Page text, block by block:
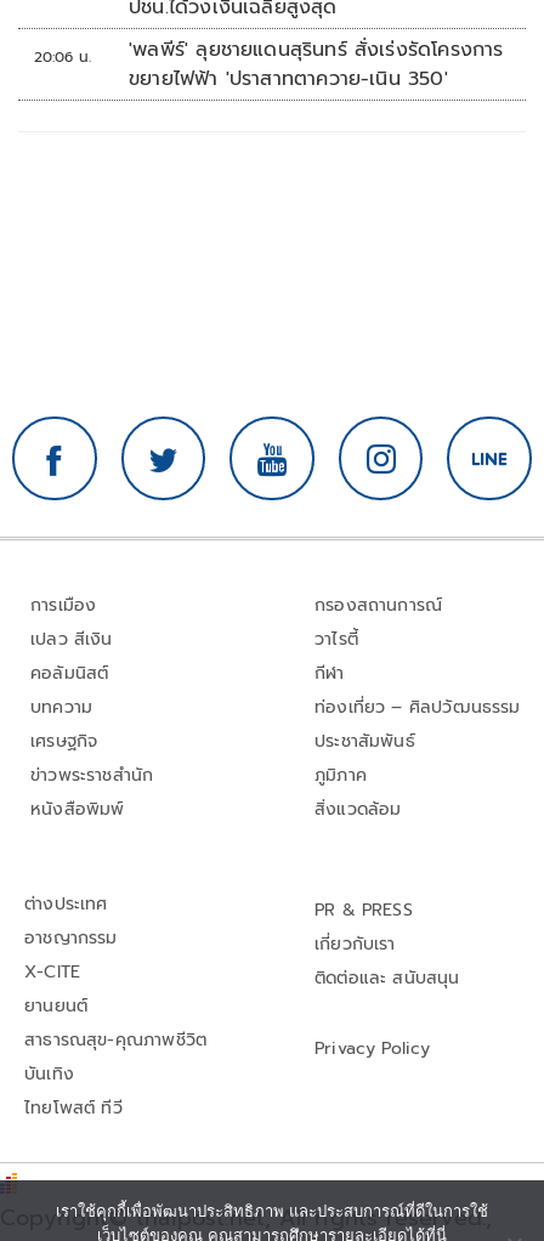
ปชน.ได้วงเงินเฉลี่ยสูงสุด
20:06 น.
'พลพีร์' ลุยชายแดนสุรินทร์ สั่งเร่งรัดโครงการ
ขยายไฟฟ้า 'ปราสาทตาควาย-เนิน 350'
การเมือง
เปลว สีเงิน
คอลัมนิสต์
บทความ
เศรษฐกิจ
ข่าวพระราชสำนัก
หนังสือพิมพ์
กรองสถานการณ์
วาไรตี้
กีฬา
ท่องเที่ยว – ศิลปวัฒนธรรม
ประชาสัมพันธ์
ภูมิภาค
สิ่งแวดล้อม
ต่างประเทศ
อาชญากรรม
X-CITE
ยานยนต์
สาธารณสุข-คุณภาพชีวิต
บันเทิง
ไทยโพสต์ ทีวี
PR & PRESS
เกี่ยวกับเรา
ติดต่อและ สนับสนุน
Privacy Policy
Copyright© thaipost.net, All rights reserved.,
เราใช้คุกกี้เพื่อพัฒนาประสิทธิภาพ และประสบการณ์ที่ดีในการใช้
เว็บไซต์ของคุณ คุณสามารถศึกษารายละเอียดได้ที่นี่